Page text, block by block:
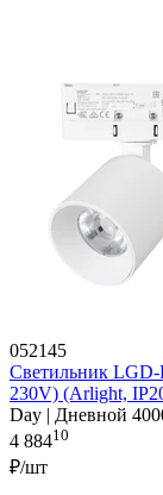
052145
Светильник
230V) (Arlight,
Day | Дневной
4 88410
₽/шт